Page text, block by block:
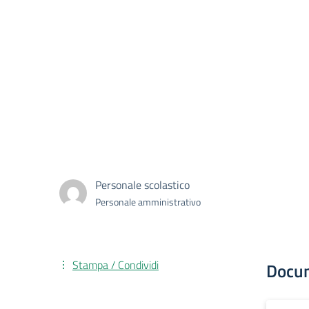
Personale scolastico
Personale amministrativo
Stampa / Condividi